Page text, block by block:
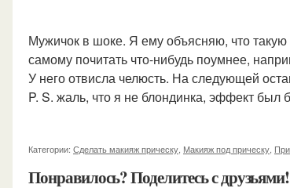
Мужичок в шоке. Я ему объясняю, что
самому почитать что-нибудь поумнее,
У него отвисла челюсть. На следующей
P. S. жаль, что я не блондинка, эффект был
Категории: Сделать макияж прическу Макияж под прическу
Понравилось? Поделитесь с друзьями!